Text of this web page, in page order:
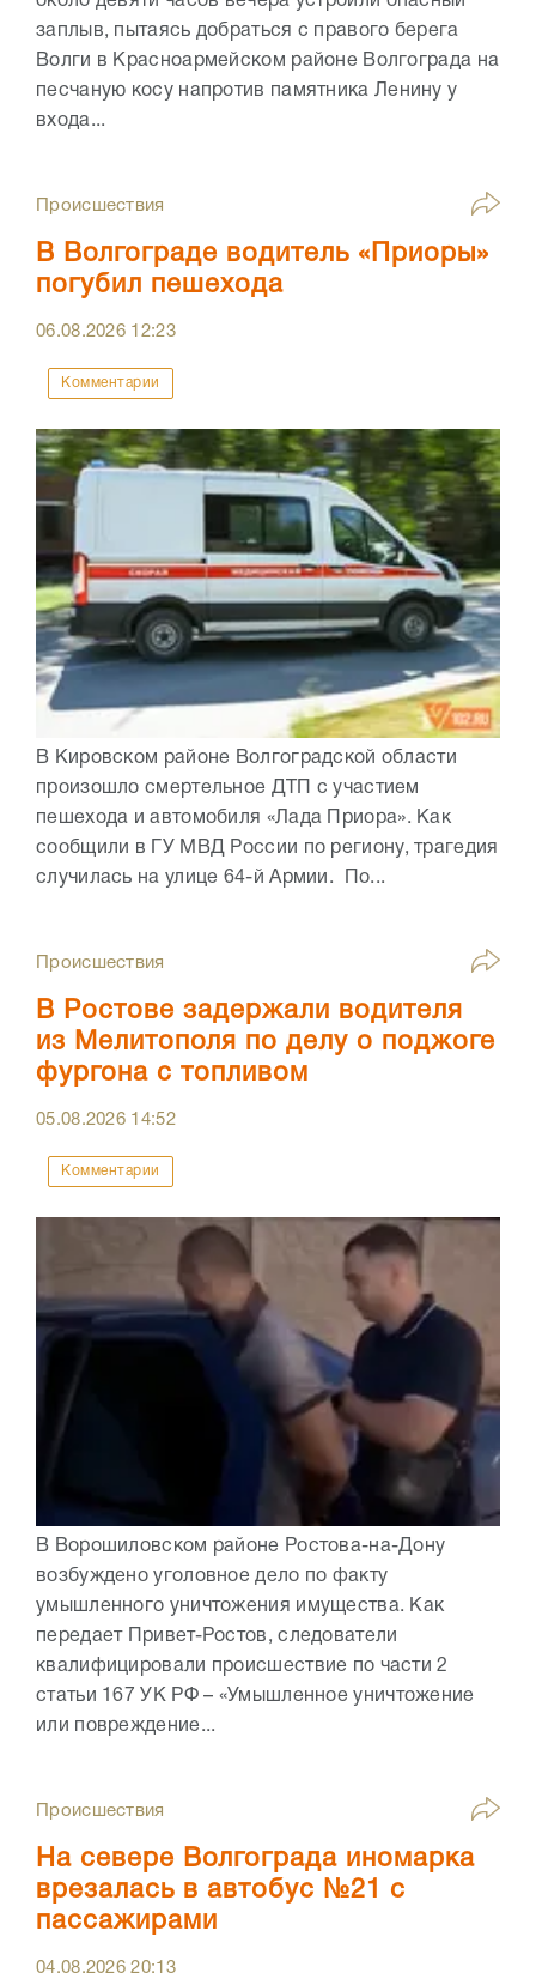
заплыв, пытаясь добраться с правого берега
Волги в Красноармейском районе Волгограда на
песчаную косу напротив памятника Ленину у
входа...
Происшествия
В Волгограде водитель «Приоры»
погубил пешехода
06.08.2026 12:23
Комментарии
В Кировском районе Волгоградской области
произошло смертельное ДТП с участием
пешехода и автомобиля «Лада Приора». Как
сообщили в ГУ МВД России по региону, трагедия
случилась на улице 64-й Армии. По...
Происшествия
В Ростове задержали водителя
из Мелитополя по делу о поджоге
фургона с топливом
05.08.2026 14:52
Комментарии
В Ворошиловском районе Ростова-на-Дону
возбуждено уголовное дело по факту
умышленного уничтожения имущества. Как
передает Привет-Ростов, следователи
квалифицировали происшествие по части 2
статьи 167 УК РФ – «Умышленное уничтожение
или повреждение...
Происшествия
На севере Волгограда иномарка
врезалась в автобус №21 с
пассажирами
04.08.202620:13